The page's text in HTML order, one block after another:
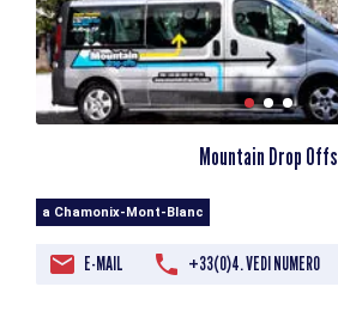
Mountain Drop Offs
a Chamonix-Mont-Blanc
E-MAIL +33(0)4. VEDI NUMERO